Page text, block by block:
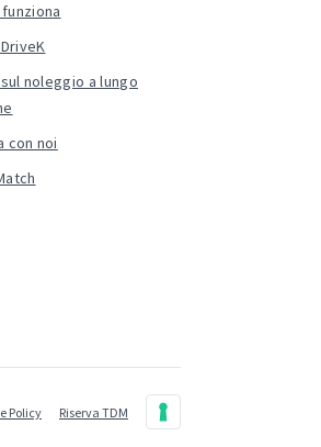
sul noleggio a lungo
con noi
Policy Riserva TDM